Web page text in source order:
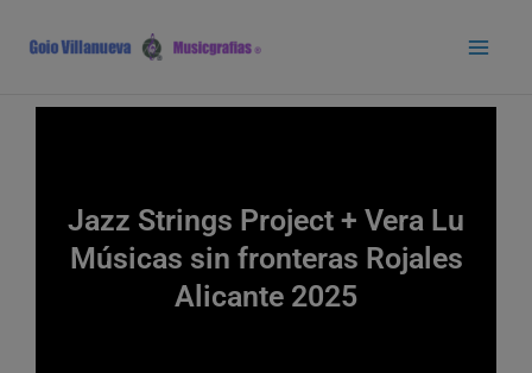
contenido
Jazz Strings Project + Vera Lu
Músicas sin fronteras Rojales
Alicante 2025